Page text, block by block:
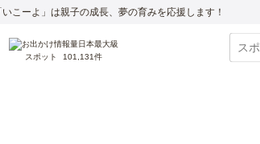
こーよ」は親子の成長、夢の育みを応援します！
スポット 101,131件